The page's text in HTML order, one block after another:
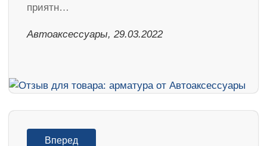
приятн…
Автоаксессуары, 29.03.2022
Вперед